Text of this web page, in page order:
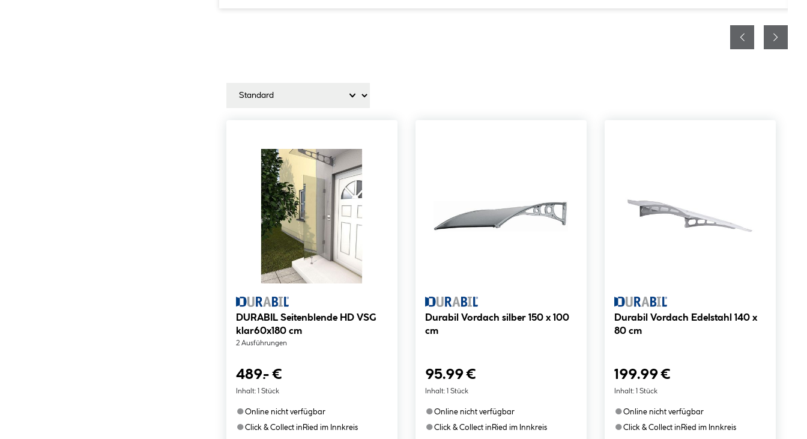
DURABIL Seitenblende HD VSG
klar60x180 cm
2 Ausführungen
489.- €
Inhalt: 1 Stück
●Online nicht verfügbar
●Click & Collect in Ried im Innkreis
Durabil Vordach silber 150 x 100
cm
95.99 €
Inhalt: 1 Stück
●Online nicht verfügbar
●Click & Collect in Ried im Innkreis
Durabil Vordach Edelstahl 140 x
80 cm
199.99 €
Inhalt: 1 Stück
●Online nicht verfügbar
●Click & Collect in Ried im Innkreis